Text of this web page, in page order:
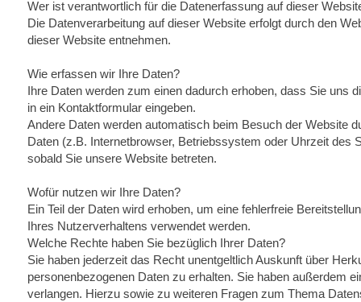
Wer ist verantwortlich für die Datenerfassung auf dieser
Die Datenverarbeitung auf dieser Website erfolgt durch den
dieser Website entnehmen.
Wie erfassen wir Ihre Daten?
Ihre Daten werden zum einen dadurch erhoben, dass Sie uns
in ein Kontaktformular eingeben.
Andere Daten werden automatisch beim Besuch der Website
Daten (z.B. Internetbrowser, Betriebssystem oder Uhrzeit des
sobald Sie unsere Website betreten.
Wofür nutzen wir Ihre Daten?
Ein Teil der Daten wird erhoben, um eine fehlerfreie
Ihres Nutzerverhaltens verwendet werden.
Welche Rechte haben Sie bezüglich Ihrer Daten?
Sie haben jederzeit das Recht unentgeltlich Auskunft über
personenbezogenen Daten zu erhalten. Sie haben außerdem
verlangen. Hierzu sowie zu weiteren Fragen zum Thema